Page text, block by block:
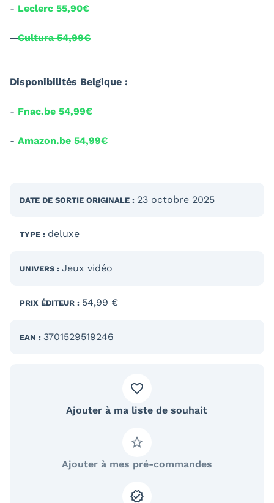
-Leclerc 55,90€
-Cultura 54,99€
Disponibilités Belgique :
- Fnac.be 54,99€
- Amazon.be 54,99€
DATE DE SORTIE ORIGINALE : 23 octobre 2025
TYPE : deluxe
UNIVERS : Jeux vidéo
PRIX ÉDITEUR : 54,99 €
EAN : 3701529519246
Ajouter à ma liste de souhait
Ajouter à mes pré-commandes